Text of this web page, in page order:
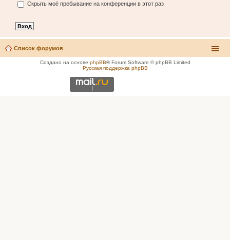
Скрыть моё пребывание на конференции в этот раз
Список форумов
Создано на основе phpBB® Forum Software © phpBB Limited
Русская поддержка phpBB